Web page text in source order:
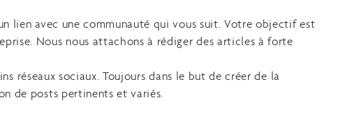
lien avec une communauté qui vous suit. Votre objectif est
Nous nous attachons à rédiger des articles à forte
réseaux sociaux. Toujours dans le but de créer de la
de posts pertinents et variés.